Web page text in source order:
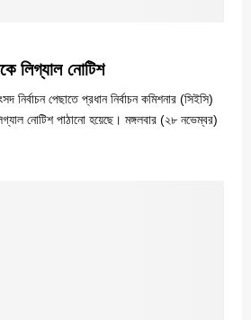
লিগ্যাল নোটিশ
নির্বাচন পেছাতে প্রধান নির্বাচন কমিশনার (সিইসি)
নোটিশ পাঠানো হয়েছে। মঙ্গলবার (২৮ নভেম্বর)